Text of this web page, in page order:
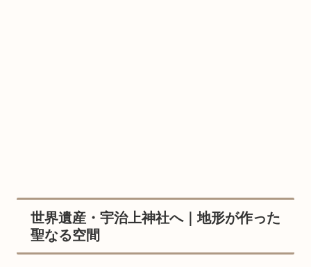
世界遺産・宇治上神社へ｜地形が作った
聖なる空間